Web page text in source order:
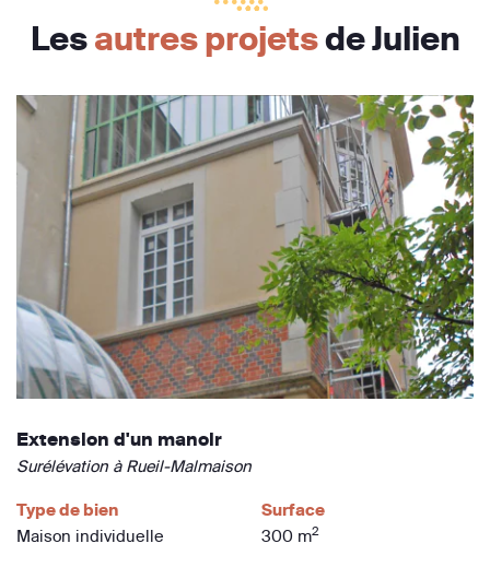
Lesautres projetsde Julien
Extension d'un manoir
Surélévation à Rueil-Malmaison
Type de bien
Maison individuelle
Surface
300 m2